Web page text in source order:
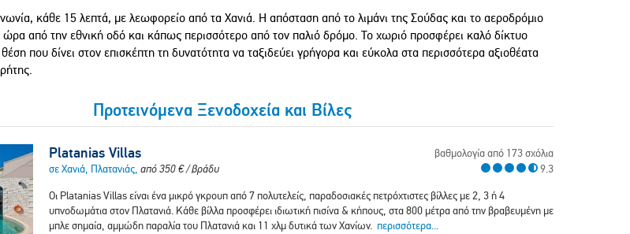
κάθε 15 λεπτά, με λεωφορείο από τα Χανιά. Η απόσταση από το λιμάνι της Σούδας και το αεροδρόμιο
ώρα από την εθνική οδό και κάπως περισσότερο από τον παλιό δρόμο. Το χωριό προσφέρει καλό δίκτυο
που δίνει στον επισκέπτη τη δυνατότητα να ταξιδεύει γρήγορα και εύκολα στα περισσότερα αξιοθέατα
Προτεινόμενα Ξενοδοχεία και Βίλες
Platanias Villas
σε Χανιά, Πλατανιάς, από350€/ βράδυ
βαθμολογία από 173 σχόλια
9.3
Οι Platanias Villas είναι ένα μικρό γκρουπ από 7 πολυτελείς, παραδοσιακές πετρόχτιστες βίλλες με 2, 3 ή 4
υπνοδωμάτια στον Πλατανιά. Κάθε βίλλα προσφέρει ιδιωτική πισίνα & κήπους, στα 800 μέτρα από την βραβευμένη με
μπλε σημαία, αμμώδη παραλία του Πλατανιά και 11 χλμ δυτικά των Χανίων. περισσότερα...